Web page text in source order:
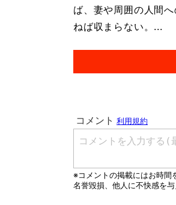
ば、妻や周囲の人間
ねば収まらない。...